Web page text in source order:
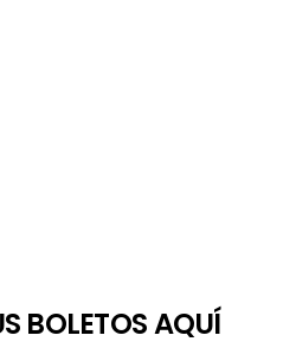
BOLETOS AQUÍ